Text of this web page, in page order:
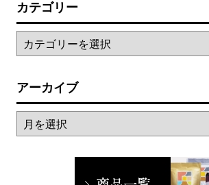
カテゴリー
アーカイブ